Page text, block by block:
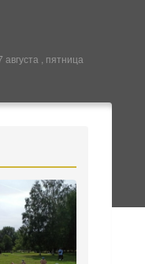
августа , пятница